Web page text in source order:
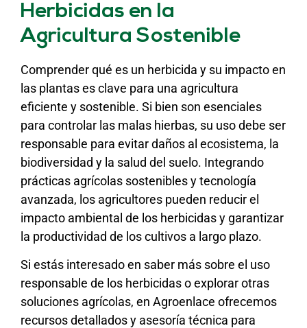
Herbicidas en la
Agricultura Sostenible
Comprender qué es un herbicida y su impacto en
las plantas es clave para una agricultura
eficiente y sostenible. Si bien son esenciales
para controlar las malas hierbas, su uso debe ser
responsable para evitar daños al ecosistema, la
biodiversidad y la salud del suelo. Integrando
prácticas agrícolas sostenibles y tecnología
avanzada, los agricultores pueden reducir el
impacto ambiental de los herbicidas y garantizar
la productividad de los cultivos a largo plazo.
Si estás interesado en saber más sobre el uso
responsable de los herbicidas o explorar otras
soluciones agrícolas, en Agroenlace ofrecemos
recursos detallados y asesoría técnica para